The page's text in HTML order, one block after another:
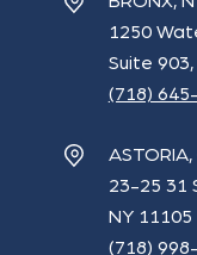
1250
Suite
(718)
ASTORIA,
23-25 31
NY 11105
(718)